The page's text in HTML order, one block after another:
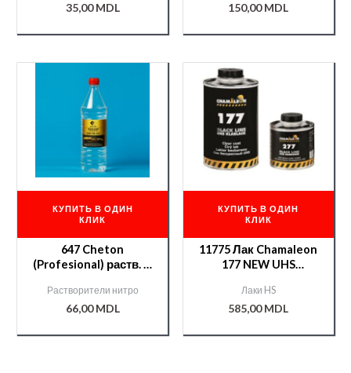
35,00MDL 150,00MDL
КУПИТЬ В ОДИН
КЛИК
647 Cheton
(Profesional) раств. —
Растворители нитро
66,00MDL
КУПИТЬ В ОДИН
КЛИК
11775 Лак Chamaleon
177 NEW UHS
Лаки HS
585,00MDL